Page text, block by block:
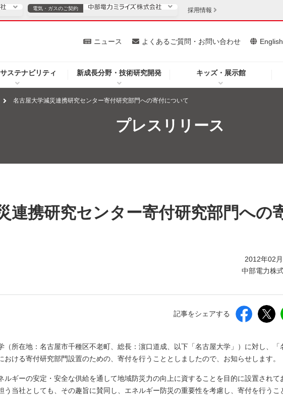
ステナビリティ 新成長分野・技術研究開発 キッズ・展示館
ニュース よくあるご質問・お問い合わせ English
ご案内 安定供給
企業情報
）
い合わせ
電気・ガスのご契約
ご契約
個人のお客さま 法人のお客さま
採用情報
名古屋大学減災連携研究センター寄付研究部門への寄付について
プレスリリース
連携研究センター寄付研究部門への
2012年02
中部電力株
記事をシェアする
（所在地：名古屋市千種区不老町、総長：濵口道成、以下「名古屋大学」）に対し、「
おける寄付研究部門設置のための、寄付を行うこととしましたので、お知らせします。
ルギーの安定・安全な供給を通して地域防災力の向上に資することを目的に設置されて
う当社としても、その趣旨に賛同し、エネルギー防災の重要性を考慮し、寄付を行うこ